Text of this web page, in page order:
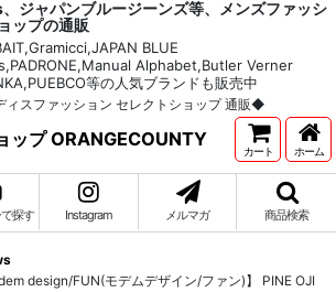
ジャパンブルージーンズ等、メンズファッシ
ップの通販
BLUE
Alphabet,Butler Verner
等の人気ブランドも販売中
スファッション セレクトショップ 通販◆
ップ ORANGECOUNTY
カート ホーム
探す Instagram メルマガ 商品検索
design/FUN(モデムデザイン/ファン)】 PINE OJI